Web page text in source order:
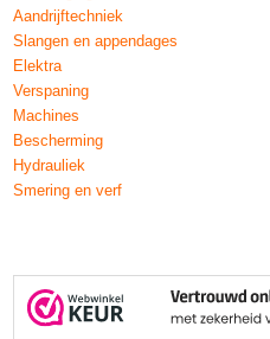
Aandrijftechniek
Slangen en appendages
Elektra
Verspaning
Machines
Bescherming
Hydrauliek
Smering en verf